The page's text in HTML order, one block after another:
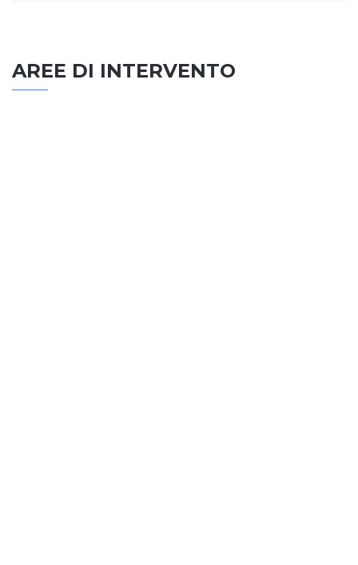
AREE DI INTERVENTO